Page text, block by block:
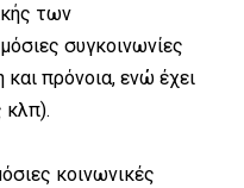
των
συγκοινωνίες
και πρόνοια, ενώ έχει
κλπ).
κοινωνικές